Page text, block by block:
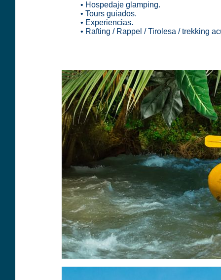
• Hospedaje glamping.
• Tours guiados.
• Experiencias.
• Rafting / Rappel / Tirolesa / trekking